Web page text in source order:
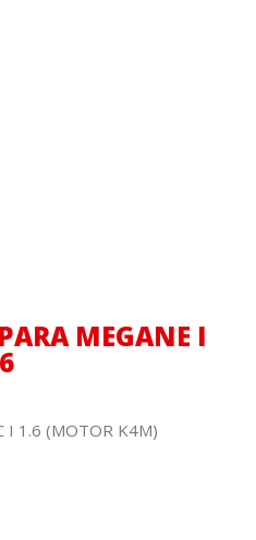
MEGANE I
I 1.6 (MOTOR K4M)